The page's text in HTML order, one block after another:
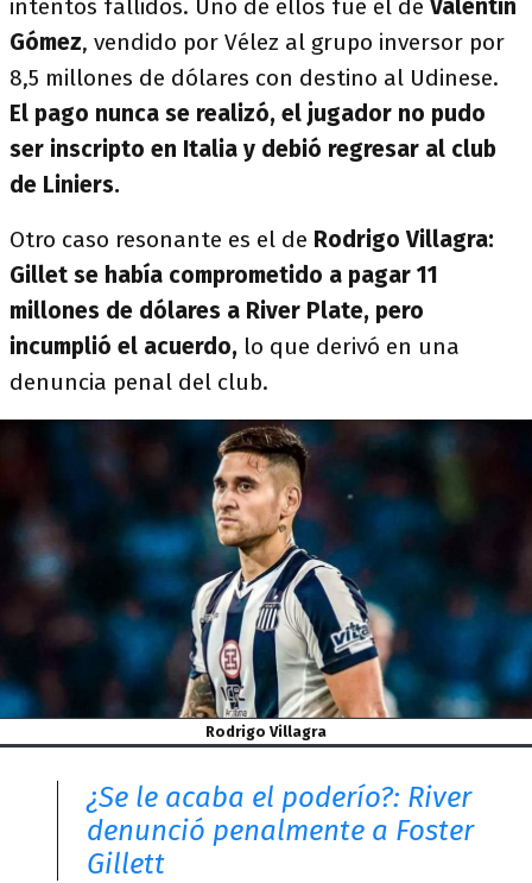
intentos fallidos. Uno de ellos fue el de Valentín
Gómez, vendido por Vélez al grupo inversor por
8,5 millones de dólares con destino al Udinese.
El pago nunca se realizó, el jugador no pudo
ser inscripto en Italia y debió regresar al club
de Liniers.
Otro caso resonante es el de Rodrigo Villagra:
Gillet se había comprometido a pagar 11
millones de dólares a River Plate, pero
incumplió el acuerdo, lo que derivó en una
denuncia penal del club.
Rodrigo Villagra
¿Se le acaba el poderío?: River
denunció penalmente a Foster
Gillett